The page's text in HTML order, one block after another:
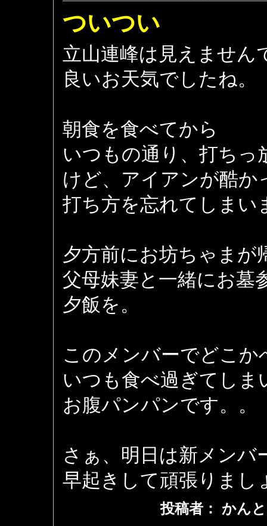
ついつい
立山連峰は見えません
良いお天気でしたね。
朝食を食べてから
いつもの通り、打ちっ
けど、アイアンが酷か
打ち方を忘れてしまい
夕方前にお坊ちゃまが
父母妹妻と一緒にお墓
夕飯を。
このメンバーでどこか
いつも食べ過ぎてしま
お腹パンパンです。。
さぁ、明日は新メンバ
早起きして頑張りまし
投稿者： かん